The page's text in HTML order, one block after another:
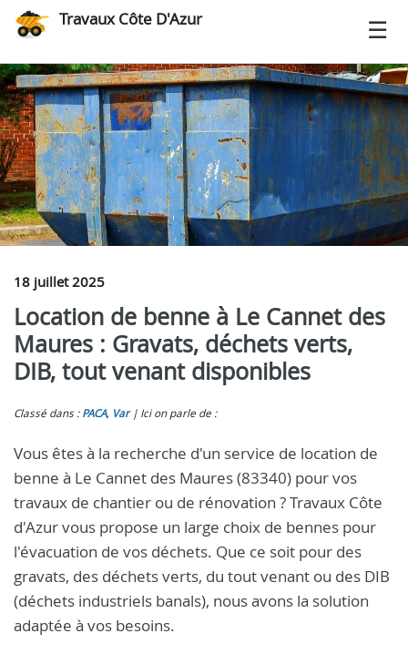
Travaux Côte D'Azur
18 juillet 2025
Location de benne à Le Cannet des
Maures : Gravats, déchets verts,
DIB, tout venant disponibles
Classé dans : PACA, Var Ici on parle de :
Vous êtes à la recherche d'un service de location de
benne à Le Cannet des Maures (83340) pour vos
travaux de chantier ou de rénovation ? Travaux Côte
d'Azur vous propose un large choix de bennes pour
l'évacuation de vos déchets. Que ce soit pour des
gravats, des déchets verts, du tout venant ou des DIB
(déchets industriels banals), nous avons la solution
adaptée à vos besoins.